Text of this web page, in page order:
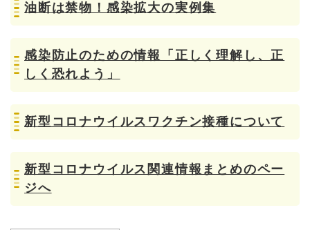
油断は禁物！感染拡大の実例集
感染防止のための情報「正しく理解し、正
しく恐れよう」
新型コロナウイルスワクチン接種について
新型コロナウイルス関連情報まとめのペー
ジへ